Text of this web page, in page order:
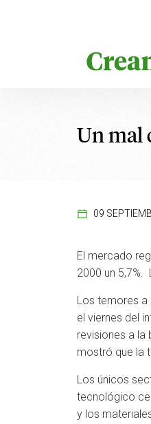
Un mal
09
El mercado
2000 un
Los temores a
el viernes del
revisiones a la
mostró que la
Los únicos
tecnológico
y los